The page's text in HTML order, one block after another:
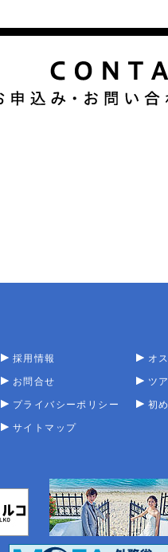
採用情報
お問合せ
プライバシーポリシー
サイトマップ
オ
ツ
初